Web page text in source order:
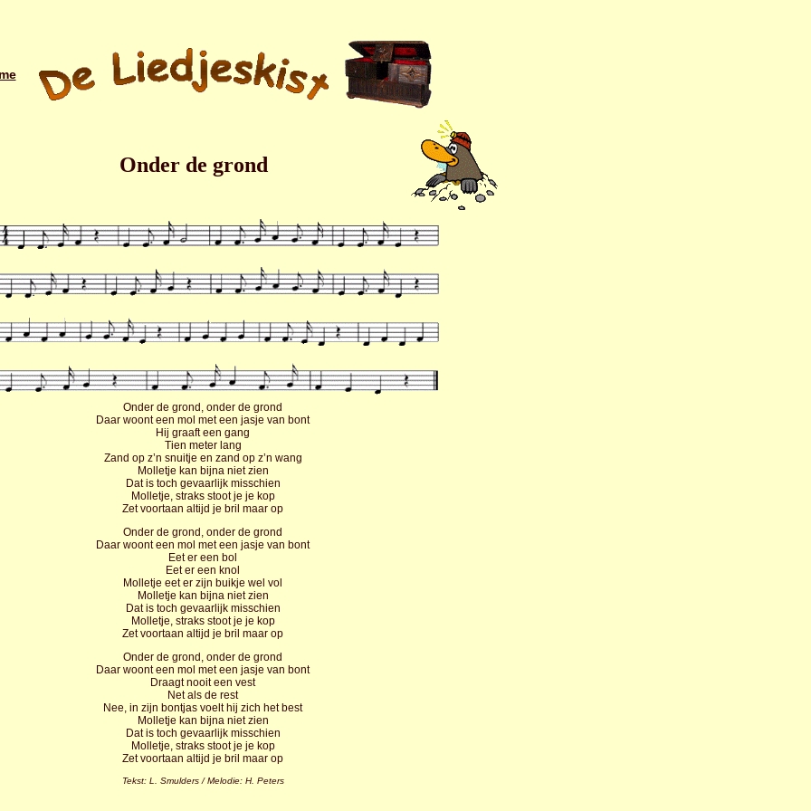
Onder de grond
Onder de grond, onder de grond
Daar woont een mol met een jasje van bont
Hij graaft een gang
Tien meter lang
Zand op z’n snuitje en zand op z’n wang
Molletje kan bijna niet zien
Dat is toch gevaarlijk misschien
Molletje, straks stoot je je kop
Zet voortaan altijd je bril maar op
Onder de grond, onder de grond
Daar woont een mol met een jasje van bont
Eet er een bol
Eet er een knol
Molletje eet er zijn buikje wel vol
Molletje kan bijna niet zien
Dat is toch gevaarlijk misschien
Molletje, straks stoot je je kop
Zet voortaan altijd je bril maar op
Onder de grond, onder de grond
Daar woont een mol met een jasje van bont
Draagt nooit een vest
Net als de rest
Nee, in zijn bontjas voelt hij zich het best
Molletje kan bijna niet zien
Dat is toch gevaarlijk misschien
Molletje, straks stoot je je kop
Zet voortaan altijd je bril maar op
Tekst: L. Smulders / Melodie: H. Peters